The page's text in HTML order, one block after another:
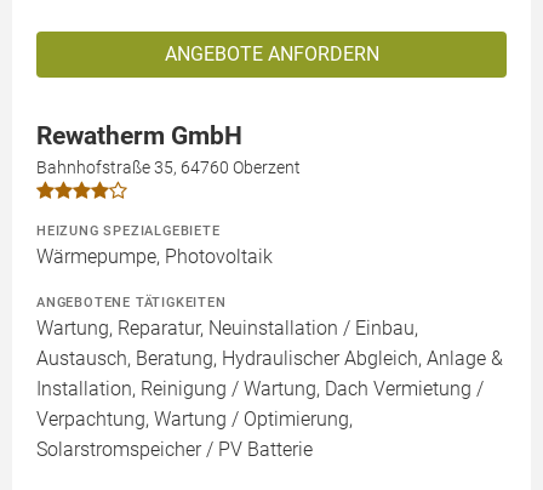
ANGEBOTE ANFORDERN
Rewatherm GmbH
Bahnhofstraße 35, 64760 Oberzent
HEIZUNG SPEZIALGEBIETE
Wärmepumpe, Photovoltaik
ANGEBOTENE TÄTIGKEITEN
Wartung, Reparatur, Neuinstallation / Einbau,
Austausch, Beratung, Hydraulischer Abgleich, Anlage &
Installation, Reinigung / Wartung, Dach Vermietung /
Verpachtung, Wartung / Optimierung,
Solarstromspeicher / PV Batterie